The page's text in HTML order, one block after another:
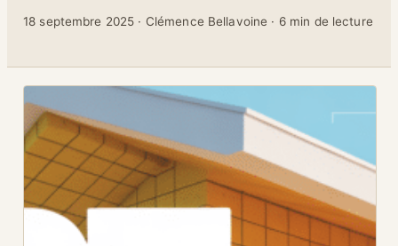
18 septembre 2025 · Clémence Bellavoine · 6 min de lecture